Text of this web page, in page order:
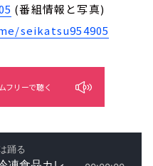
(番組情報と写真)
seikatsu954905
フリーで聴く